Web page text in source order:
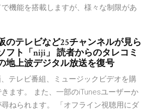
機能を搭載しますが、様々な制限があ
のテレビなど25チャンネルが見ら
フト「niji」 読者からのタレコミ
地上波デジタル放送を復号
テレビ番組、ミュージックビデオを購
ます。 また、一部のiTunesユーザーか
ねられます。 「オフライン視聴用にダ